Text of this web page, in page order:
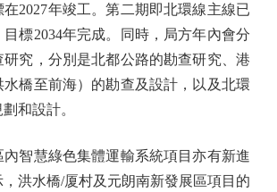
在2027年竣工。第二期即北環線主線已
目標2034年完成。同時，局方年內會分
研究，分別是北都公路的勘查研究、港
橋至前海）的勘查及設計，以及北環
和設計。
慧綠色集體運輸系統項目亦有新進
洪水橋/厦村及元朗南新發展區項目的